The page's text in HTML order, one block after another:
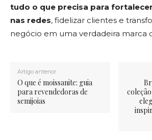
tudo o que precisa para
nas redes, fidelizar clientes e
negócio em uma verdadeira marca
Artigo anterior
O que é moissanite: guia
para revendedoras de
semijoias